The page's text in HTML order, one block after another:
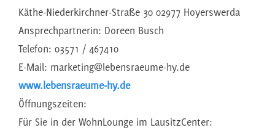
Käthe-Niederkirchner-Straße 30 02977 Hoyerswerda
Ansprechpartnerin: Doreen Busch
Telefon: 03571 / 467410
E-Mail: marketing@lebensraeume-hy.de
www.lebensraeume-hy.de
Öffnungszeiten:
Für Sie in der WohnLounge im LausitzCenter: